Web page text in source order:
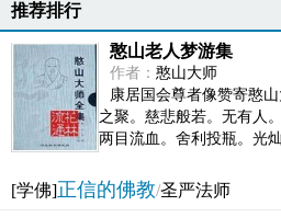
推荐排行
憨山老人梦游集
作者： 憨山大师
康居国会尊者像赞寄
之聚。慈悲般若。无有人
两目流血。舍利投瓶。光
[学佛]正信的佛教/圣严法师